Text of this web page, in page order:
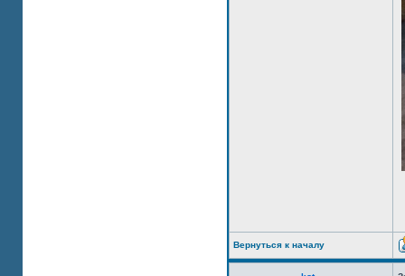
Вернуться к началу